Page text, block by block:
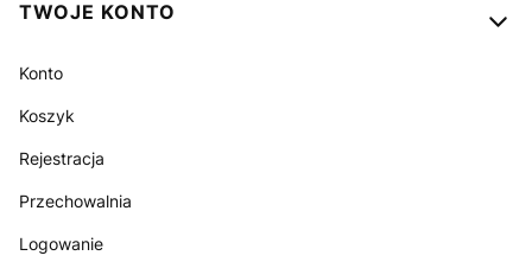
TWOJE KONTO
Konto
Koszyk
Rejestracja
Przechowalnia
Logowanie